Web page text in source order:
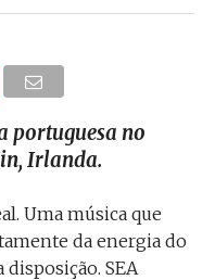
portuguesa no
Irlanda.
Uma música que
da energia do
SEA